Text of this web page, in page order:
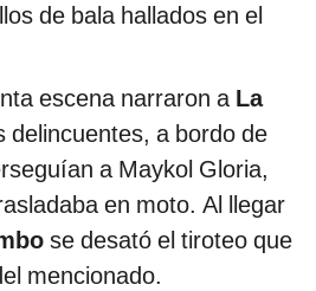
de bala hallados en el
escena narraron a La
delincuentes, a bordo de
a Maykol Gloria,
en moto. Al llegar
se desató el tiroteo que
mencionado.